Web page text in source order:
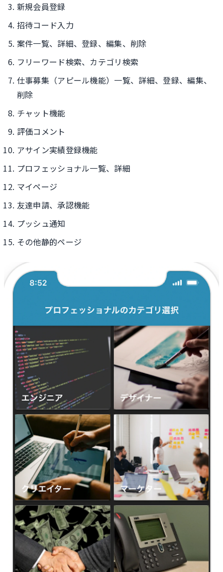
新規会員登録
招待コード入力
案件一覧、詳細、登録、編集、削除
フリーワード検索、カテゴリ検索
仕事募集（アピール機能）一覧、詳細、登録、編集、
削除
チャット機能
評価コメント
アサイン実績登録機能
プロフェッショナル一覧、詳細
マイページ
友達申請、承認機能
プッシュ通知
その他静的ページ